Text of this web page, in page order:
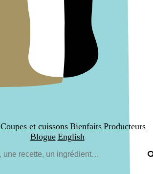
Coupes et cuissons Bienfaits Producteurs
Blogue English